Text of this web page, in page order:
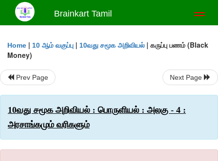
Brainkart Tamil
Home | 10 ஆம் வகுப்பு | 10வது சமூக அறிவியல் | கருப்பு பணம் (Black
Money)
Prev Page Next Page
10வது சமூக அறிவியல் : பொருளியல் : அலகு - 4 :
அரசாங்கமும் வரிகளும்